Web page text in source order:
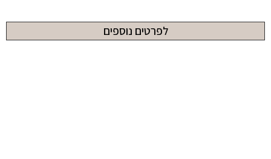
לפרטים נוספים